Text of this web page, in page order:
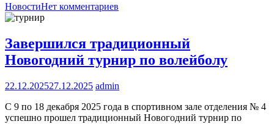
НовостиНет комментариев
Завершился традиционный
Новогодний турнир по волейболу
22.12.202527.12.2025 admin
С 9 по 18 декабря 2025 года в спортивном зале отделения № 4
успешно прошел традиционный Новогодний турнир по